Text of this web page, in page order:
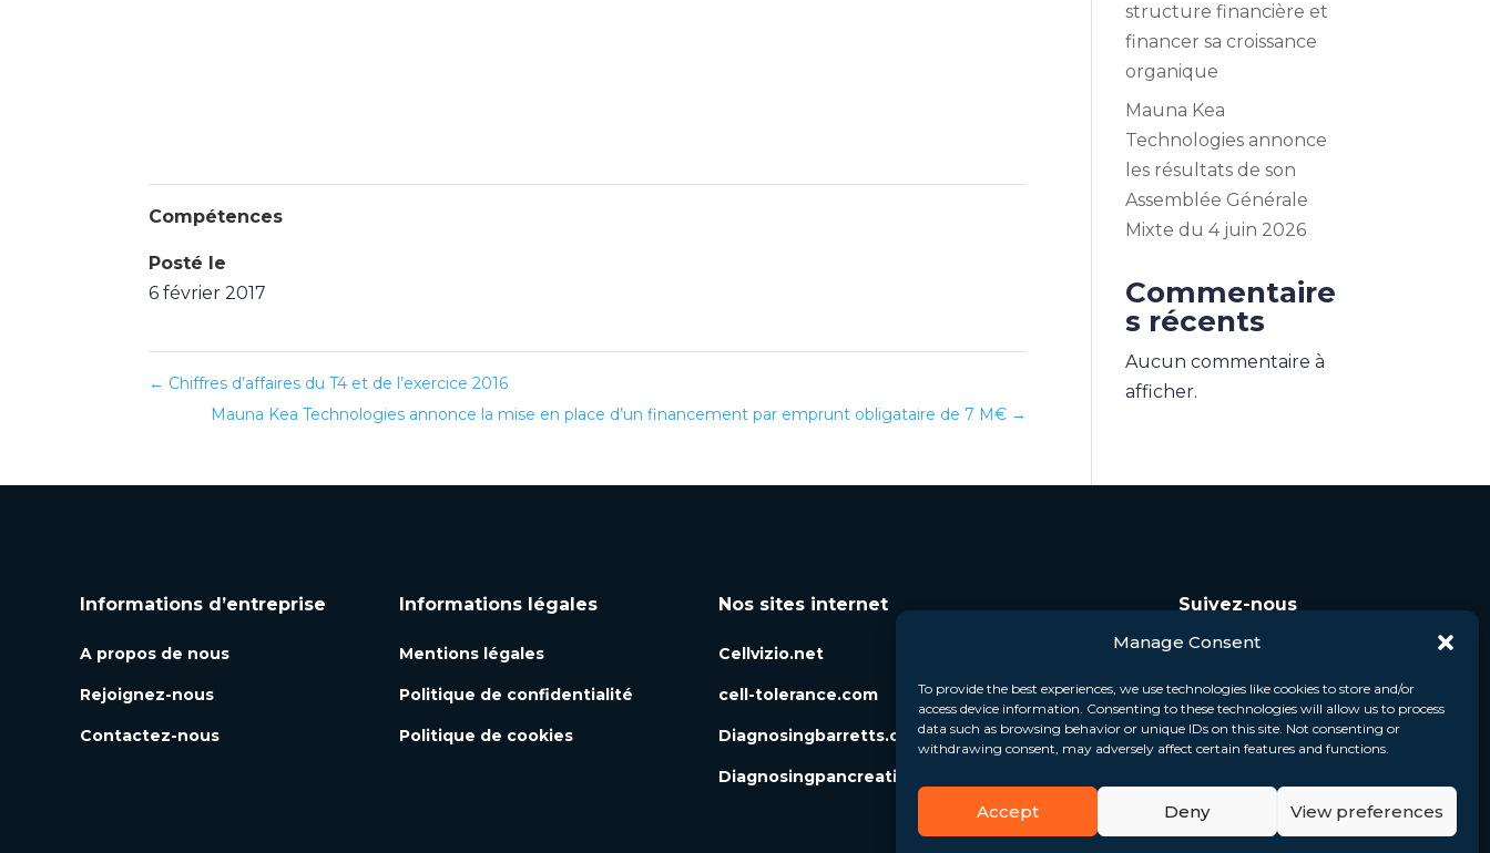
Manage Consent
To provide the best experiences, we use technologies like cookies to store and/or
access device information. Consenting to these technologies will allow us to process
data such as browsing behavior or unique IDs on this site. Not consenting or
withdrawing consent, may adversely affect certain features and functions.
Accept Deny View preferences
Compétences
Posté le
6 février 2017
← Chiffres d’affaires du T4 et de l’exercice 2016
Mauna Kea Technologies annonce la mise en place d’un financement par emprunt obligataire de 7 M€ →
structure financière et
financer sa croissance
organique
Mauna Kea
Technologies annonce
les résultats de son
Assemblée Générale
Mixte du 4 juin 2026
Commentaire
s récents
Aucun commentaire à
afficher.
Informations d’entreprise
A propos de nous
Rejoignez-nous
Contactez-nous
Informations légales
Mentions légales
Politique de confidentialité
Politique de cookies
Nos sites internet
Cellvizio.net
cell-tolerance.com
Diagnosingbarretts.org
Diagnosingpancreaticcysts.org
Suivez-nous